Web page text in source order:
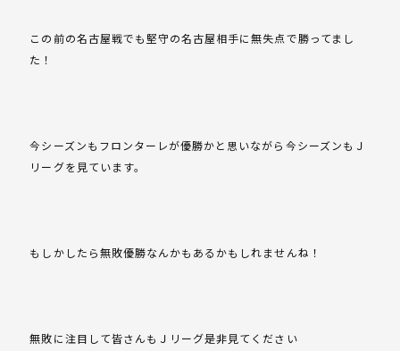
この前の名古屋戦でも堅守の名古屋相手に無失点で勝ってまし
た！
今シーズンもフロンターレが優勝かと思いながら今シーズンもＪ
リーグを見ています。
もしかしたら無敗優勝なんかもあるかもしれませんね！
無敗に注目して皆さんもＪリーグ是非見てください